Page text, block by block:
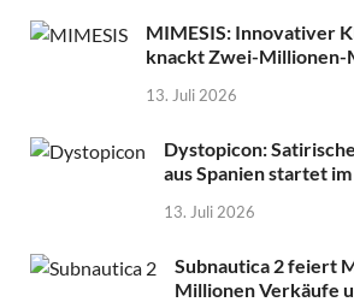
MIMESIS: Innovativer
knackt Zwei-Millionen-
13. Juli 2026
Dystopicon:
aus Spanien startet
13. Juli 2026
Subnautica 2 feiert
Millionen Verkäufe